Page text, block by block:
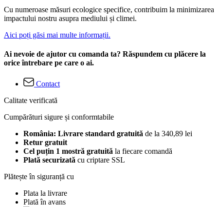
Cu numeroase măsuri ecologice specifice, contribuim la minimizarea
impactului nostru asupra mediului și climei.
Aici poți găsi mai multe informații.
Ai nevoie de ajutor cu comanda ta? Răspundem cu plăcere la
orice întrebare pe care o ai.
Contact
Calitate verificată
Cumpărături sigure și conformtabile
România: Livrare standard gratuită de la 340,89 lei
Retur gratuit
Cel puțin 1 mostră gratuită la fiecare comandă
Plată securizată cu criptare SSL
Plătește în siguranță cu
Plata la livrare
Plată în avans